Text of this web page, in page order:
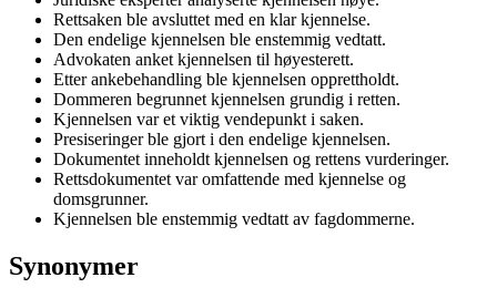
Rettsaken ble avsluttet med en klar kjennelse.
Den endelige kjennelsen ble enstemmig vedtatt.
Advokaten anket kjennelsen til høyesterett.
Etter ankebehandling ble kjennelsen opprettholdt.
Dommeren begrunnet kjennelsen grundig i retten.
Kjennelsen var et viktig vendepunkt i saken.
Presiseringer ble gjort i den endelige kjennelsen.
Dokumentet inneholdt kjennelsen og rettens vurderinger.
Rettsdokumentet var omfattende med kjennelse og
domsgrunner.
Kjennelsen ble enstemmig vedtatt av fagdommerne.
Synonymer